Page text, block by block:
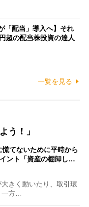
「配当」導入へ】それ
超の配当株投資の達人
一覧を見る
う！」
慌てないために平時から
ント「資産の棚卸し…
きく動いたり、取引環
一方…